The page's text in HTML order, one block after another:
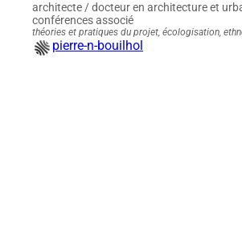
architecte / docteur en architecture et
conférences associé
théories et pratiques du projet, écologisation,
pierre-n-bouilhol